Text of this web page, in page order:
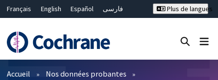
Français English Español
فارسی
Bahasa Malaysia
ไทย
繁體中文
简体中文
Plus de langues
Filtres
Accueil Nos données probantes